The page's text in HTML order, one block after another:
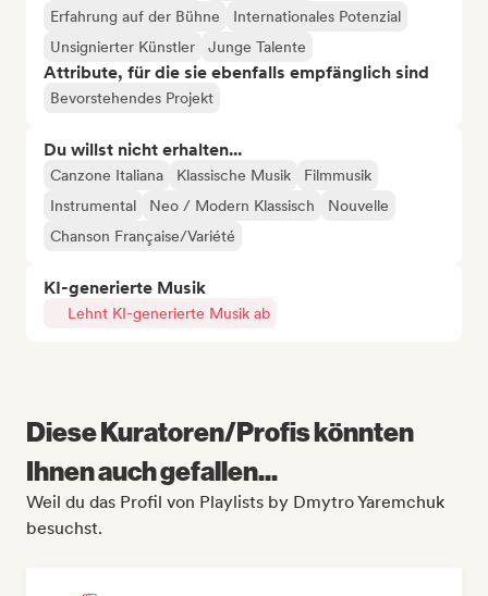
Erfahrung auf der Bühne
Internationales Potenzial
Unsignierter Künstler
Junge Talente
Attribute, für die sie ebenfalls empfänglich sind
Bevorstehendes Projekt
Du willst nicht erhalten...
Canzone Italiana Klassische Musik
Filmmusik
Instrumental
Neo / Modern Klassisch
Nouvelle
Chanson Française/Variété
KI-generierte Musik
Lehnt KI-generierte Musik ab
Diese Kuratoren/Profis könnten
Ihnen auch gefallen...
Weil du das Profil von Playlists by Dmytro Yaremchuk
besuchst.